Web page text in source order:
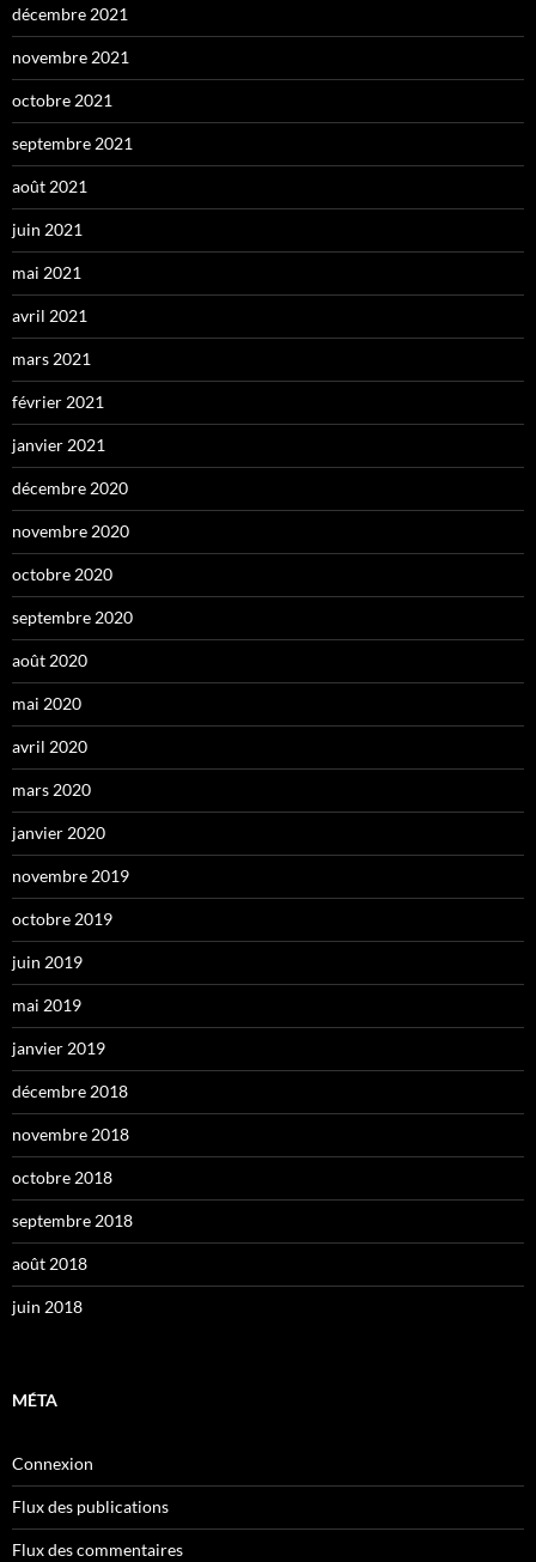
décembre 2021
novembre 2021
octobre 2021
septembre 2021
août 2021
juin 2021
mai 2021
avril 2021
mars 2021
février 2021
janvier 2021
décembre 2020
novembre 2020
octobre 2020
septembre 2020
août 2020
mai 2020
avril 2020
mars 2020
janvier 2020
novembre 2019
octobre 2019
juin 2019
mai 2019
janvier 2019
décembre 2018
novembre 2018
octobre 2018
septembre 2018
août 2018
juin 2018
MÉTA
Connexion
Flux des publications
Flux des commentaires